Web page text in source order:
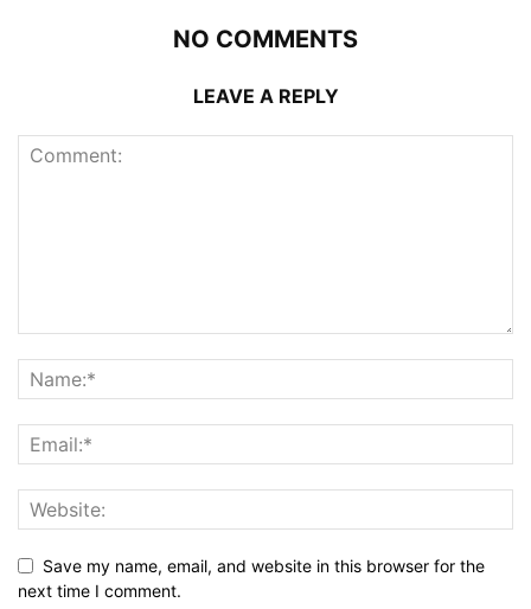
NO COMMENTS
LEAVE A REPLY
Save my name, email, and website in this browser for the
next time I comment.